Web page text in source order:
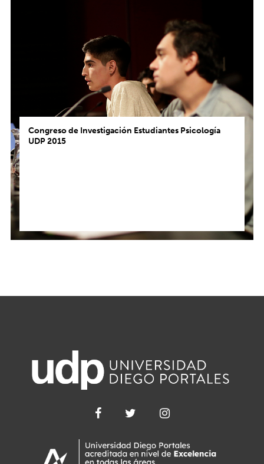
Congreso de Investigación Estudiantes Psicología
UDP 2015